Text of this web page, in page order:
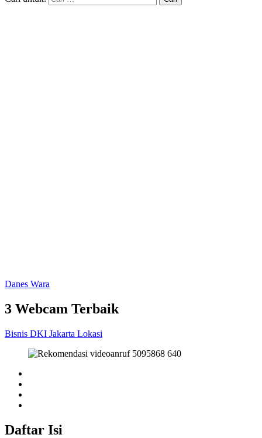
Danes Wara
3 Webcam Terbaik
Bisnis DKI Jakarta Lokasi
Daftar Isi